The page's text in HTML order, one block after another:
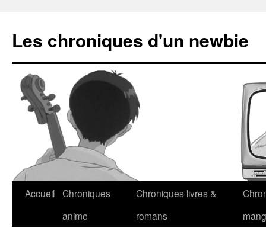
Les chroniques d'un newbie
Accueil Chroniques
anime
Chroniques livres &
romans